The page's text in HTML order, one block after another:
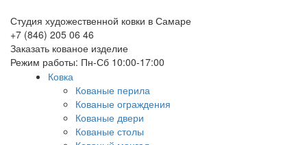
Студия художественной ковки в Самаре
+7 (846) 205 06 46
Заказать кованое изделие
Режим работы: Пн-Сб 10:00-17:00
Ковка
Кованые перила
Кованые ограждения
Кованые двери
Кованые столы